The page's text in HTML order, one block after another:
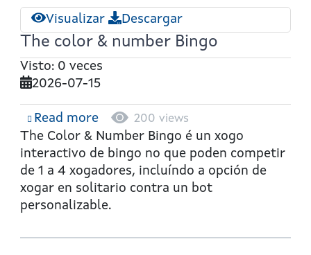
Visualizar Descargar
The color & number Bingo
Visto: 0 veces
2026-07-15
Read moreabout
The
color
&
number
Bingo
200 views
The Color & Number Bingo é un xogo
interactivo de bingo no que poden competir
de 1 a 4 xogadores, incluíndo a opción de
xogar en solitario contra un bot
personalizable.